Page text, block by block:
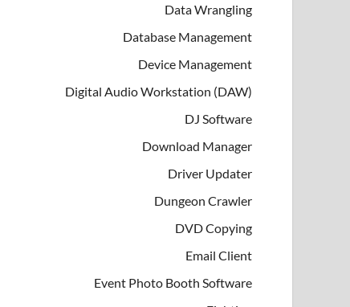
Data Wrangling
Database Management
Device Management
Digital Audio Workstation (DAW)
DJ Software
Download Manager
Driver Updater
Dungeon Crawler
DVD Copying
Email Client
Event Photo Booth Software